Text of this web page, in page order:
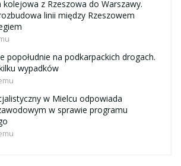
z Rzeszowa do Warszawy.
linii między Rzeszowem
popołudnie na podkarpackich drogach.
wypadków
w Mielcu odpowiada
w sprawie programu